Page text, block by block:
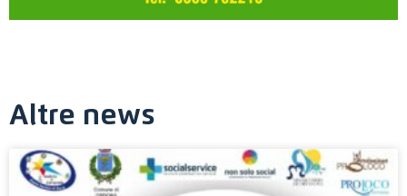
Altre news